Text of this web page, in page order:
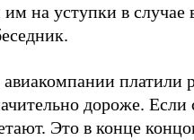
на уступки в случае
платили
дороже.
Это в конце